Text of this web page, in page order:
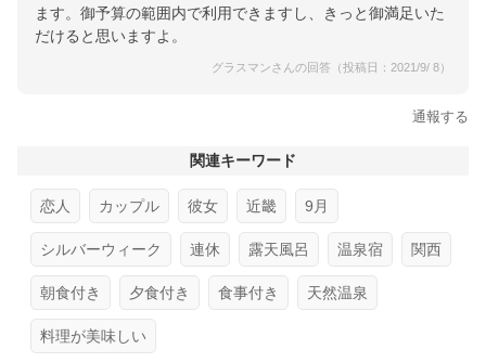
ます。御予算の範囲内で利用できますし、きっと御満足いた
だけると思いますよ。
グラスマンさんの回答（投稿日：2021/9/ 8）
通報する
関連キーワード
恋人 カップル 彼女 近畿 9月
シルバーウィーク 連休 露天風呂 温泉宿 関西
朝食付き 夕食付き 食事付き 天然温泉
料理が美味しい